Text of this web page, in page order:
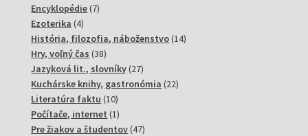
produktov
Encyklopédie 77
Ezoterika 44
produkty
História, filozofia, náboženstvo 1414
Hry, voľný čas 3838
produktov
Jazyková lit., slovníky 2727
produktov
Kuchárske knihy, gastronómia 2222
Literatúra faktu 1010
produktov
Počítače, internet 11
produkt
Pre žiakov a študentov 4747